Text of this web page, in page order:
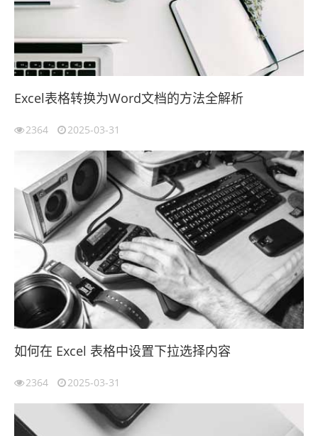
Excel表格转换为Word文档的方法全解析
2364 2025-03-31
如何在 Excel 表格中设置下拉选择内容
2364 2025-03-31